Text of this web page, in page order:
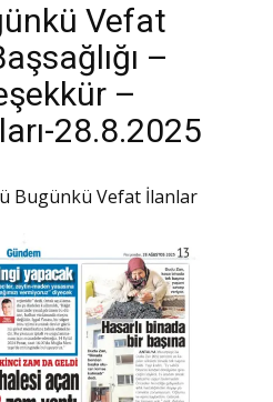
Vefat
–
–
28.8.2025
Bugünkü Vefat İlanlar